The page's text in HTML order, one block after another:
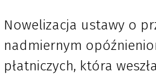
Nowelizacja ustawy o
nadmiernym
płatniczych, która